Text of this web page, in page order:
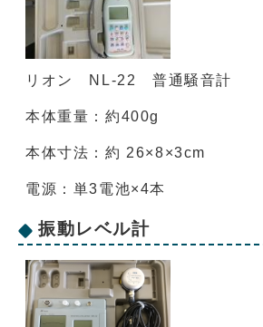
リオン NL-22 普通騒音計
本体重量：約400g
本体寸法：約 26×8×3cm
電源：単3電池×4本
振動レベル計